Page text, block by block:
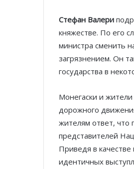
Стефан Валери
княжестве. По его
министра сменить
загрязнением. Он
государства в
Монегаски и
дорожного
жителям ответ, что
представителей
Приведя в
идентичных